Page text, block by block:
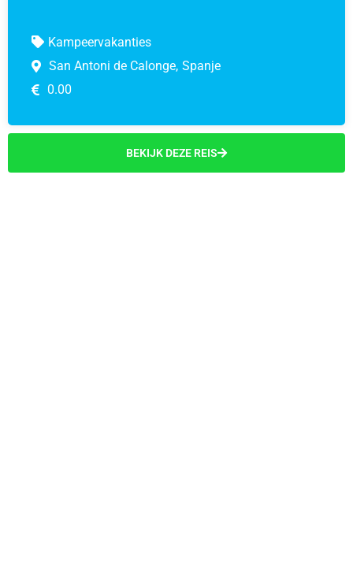
Kampeervakanties
San Antoni de Calonge, Spanje
0.00
BEKIJK DEZE REIS